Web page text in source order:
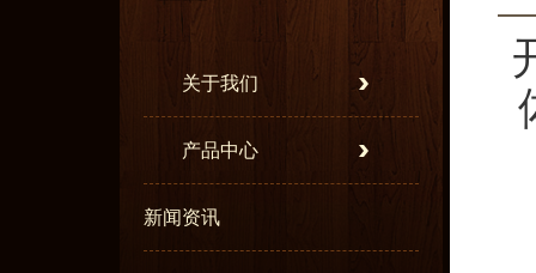
关于我们
产品中心
新闻资讯